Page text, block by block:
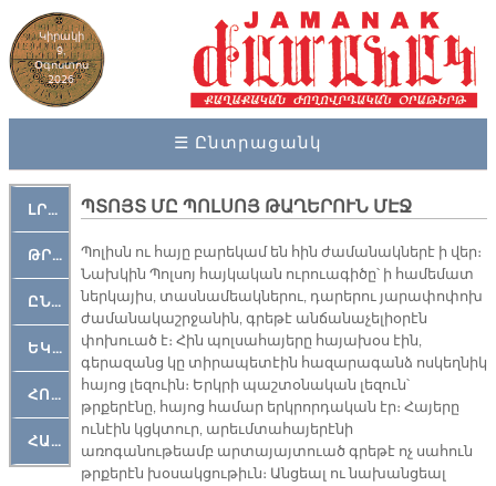
Կիրակի
9,
Օգոստոս
2026
☰ Ընտրացանկ
ԼՐԱՀՈՍ
ԹՐՔԱՀԱՅ ԿԵԱՆՔ
ԸՆԿԵՐԱՄՇԱԿՈՒԹԱՅԻՆ
ԵԿԵՂԵՑԱԿԱՆ
ՀՈԳԵՄՏԱՒՈՐ
ՀԱՐԹԱԿ
ՊՏՈՅՏ ՄԸ ՊՈԼՍՈՅ ԹԱՂԵՐՈՒՆ ՄԷՋ
Պոլիսն ու հայը բարեկամ են հին ժամանակներէ ի վեր։
Նախկին Պոլսոյ հայկական ուրուագիծը՝ ի համեմատ
ներկայիս, տասնամեակներու, դարերու յարափոփոխ
ժամանակաշրջանին, գրեթէ անճանաչելիօրէն
փոխուած է։ Հին պոլսահայերը հայախօս էին,
գերազանց կը տիրապետէին հազարագանձ ոսկեղնիկ
հայոց լեզուին։ Երկրի պաշտօնական լեզուն՝
թրքերէնը, հայոց համար երկրորդական էր։ Հայերը
ունէին կցկտուր, արեւմտահայերէնի
առոգանութեամբ արտայայտուած գրեթէ ոչ սահուն
թրքերէն խօսակցութիւն։ Անցեալ ու նախանցեալ